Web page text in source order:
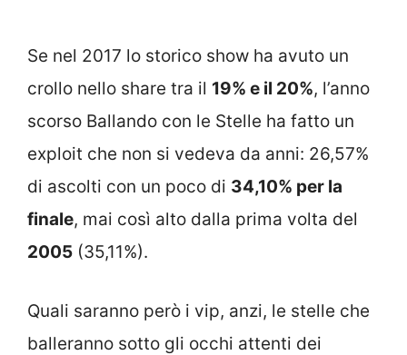
Se nel 2017 lo storico show ha avuto un
crollo nello share tra il 19% e il 20%, l’anno
scorso Ballando con le Stelle ha fatto un
exploit che non si vedeva da anni: 26,57%
di ascolti con un poco di 34,10% per la
finale, mai così alto dalla prima volta del
2005 (35,11%).
Quali saranno però i vip, anzi, le stelle che
balleranno sotto gli occhi attenti dei